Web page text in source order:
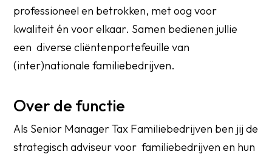
professioneel en betrokken, met oog voor
kwaliteit én voor elkaar. Samen bedienen jullie
een diverse cliëntenportefeuille van
(inter)nationale familiebedrijven.
Over de functie
Als Senior Manager Tax Familiebedrijven ben jij de
strategisch adviseur voor familiebedrijven en hun